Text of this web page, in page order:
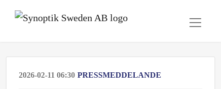
2026-02-11 06:30 PRESSMEDDELANDE